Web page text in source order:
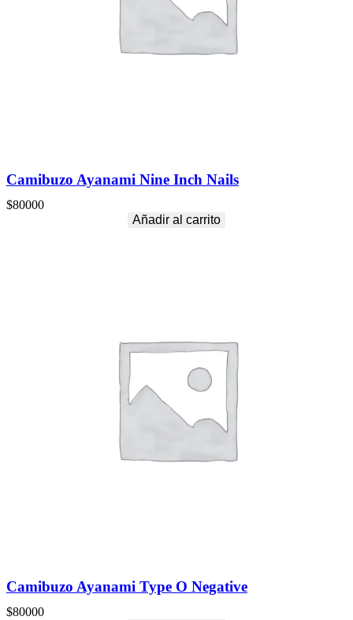
Camibuzo Ayanami Nine Inch Nails
$80000
Añadir al carrito
Camibuzo Ayanami Type O Negative
$80000